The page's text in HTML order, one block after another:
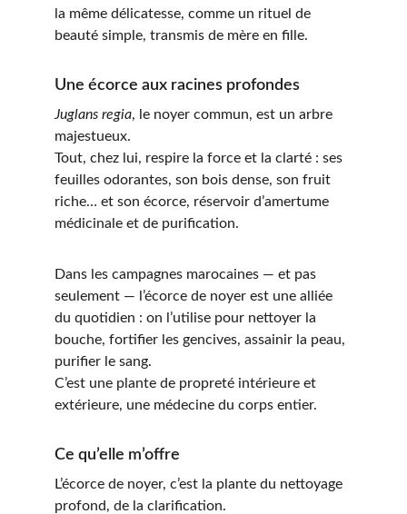
la même délicatesse, comme un rituel de
beauté simple, transmis de mère en fille.
Une écorce aux racines profondes
Juglans regia, le noyer commun, est un arbre
majestueux.
Tout, chez lui, respire la force et la clarté : ses
feuilles odorantes, son bois dense, son fruit
riche… et son écorce, réservoir d’amertume
médicinale et de purification.
Dans les campagnes marocaines — et pas
seulement — l’écorce de noyer est une alliée
du quotidien : on l’utilise pour nettoyer la
bouche, fortifier les gencives, assainir la peau,
purifier le sang.
C’est une plante de propreté intérieure et
extérieure, une médecine du corps entier.
Ce qu’elle m’offre
L’écorce de noyer, c’est la plante du nettoyage
profond, de la clarification.